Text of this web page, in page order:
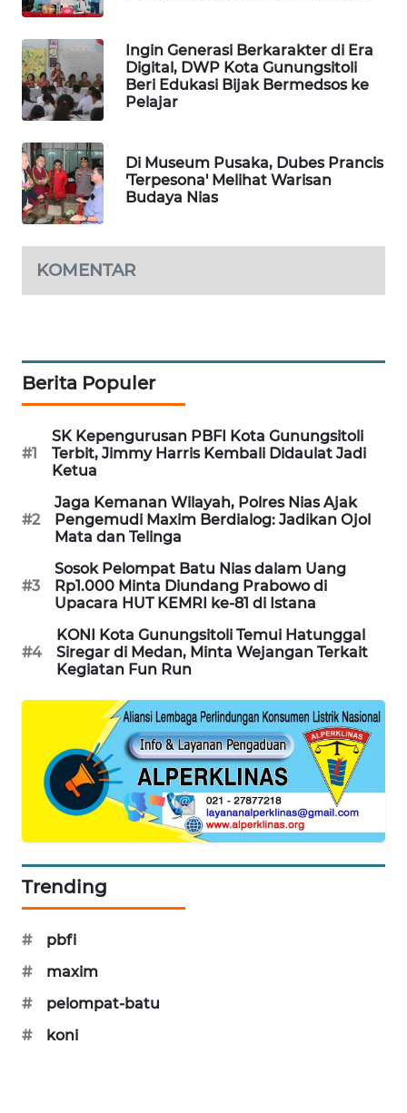
Ingin Generasi Berkarakter di Era
Digital, DWP Kota Gunungsitoli
Beri Edukasi Bijak Bermedsos ke
Pelajar
Di Museum Pusaka, Dubes Prancis
'Terpesona' Melihat Warisan
Budaya Nias
KOMENTAR
Berita Populer
#1
SK Kepengurusan PBFI Kota Gunungsitoli
Terbit, Jimmy Harris Kembali Didaulat Jadi
Ketua
#2
Jaga Kemanan Wilayah, Polres Nias Ajak
Pengemudi Maxim Berdialog: Jadikan Ojol
Mata dan Telinga
#3
Sosok Pelompat Batu Nias dalam Uang
Rp1.000 Minta Diundang Prabowo di
Upacara HUT KEMRI ke-81 di Istana
#4
KONI Kota Gunungsitoli Temui Hatunggal
Siregar di Medan, Minta Wejangan Terkait
Kegiatan Fun Run
Trending
#
pbfi
#
maxim
#
pelompat-batu
#
koni
KOPEKLIN
PORTAL
KONSUMEN
FORWAMKI
ALPERKLINAS
FORJASIDA
TAMBANG
SITUNGIR
NEWS
SIDIKALANG
NEWS
SIBARAGAS
NEWS
METRO
SIANTAR
NEWS
METRO
MEDAN
JAKARTA
NEWS
NEWS
KARING
NEWS
MARITIM
HUMBANG
NEWS